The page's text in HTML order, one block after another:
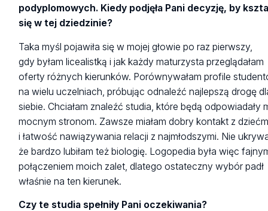
podyplomowych. Kiedy podjęła Pani decyzję, by
się w tej dziedzinie?
Taka myśl pojawiła się w mojej głowie po raz pierwszy,
gdy byłam licealistką i jak każdy maturzysta przeglądałam
oferty różnych kierunków. Porównywałam profile
na wielu uczelniach, próbując odnaleźć najlepszą drogę
siebie. Chciałam znaleźć studia, które będą odpowiadały
mocnym stronom. Zawsze miałam dobry kontakt z
i łatwość nawiązywania relacji z najmłodszymi. Nie
że bardzo lubiłam też biologię. Logopedia była więc
połączeniem moich zalet, dlatego ostateczny wybór padł
właśnie na ten kierunek.
Czy te studia spełniły Pani oczekiwania?